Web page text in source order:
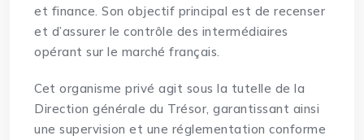
et finance. Son objectif principal est de recenser
et d’assurer le contrôle des intermédiaires
opérant sur le marché français.
Cet organisme privé agit sous la tutelle de la
Direction générale du Trésor, garantissant ainsi
une supervision et une réglementation conforme